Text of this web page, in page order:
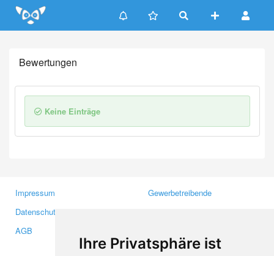
Ihre Privatsphäre ist
Update cookies preferences
Bewertungen
Keine Einträge
Impressum
Datenschutzerklärung
AGB
Gewerbetreibende
Medien